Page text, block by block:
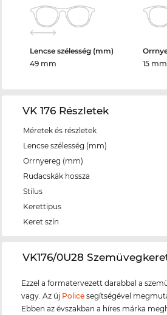
Lencse szélesség (mm)
49 mm
15 mm
VK 176 Részletek
Méretek és részletek
Lencse szélesség (mm)
Orrnyereg (mm)
Rudacskák hossza
Stílus
Kerettipus
Keret szín
‌VK176/0U28
Ezzel a formatervezett darabbal a
vagy. Az új Police segítségével
Ebben az évszakban a híres márka